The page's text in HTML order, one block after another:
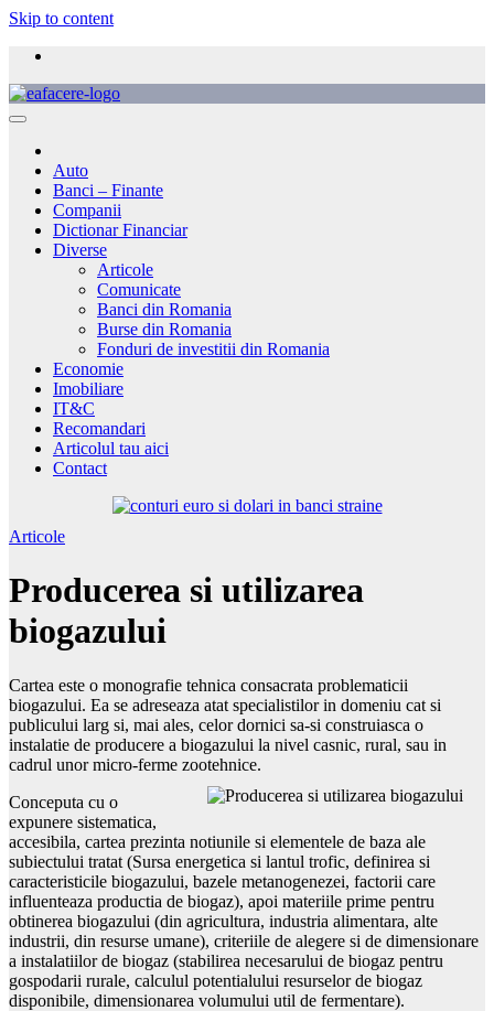
Skip to content
Auto
Banci – Finante
Companii
Dictionar Financiar
Diverse
Articole
Comunicate
Banci din Romania
Burse din Romania
Fonduri de investitii din Romania
Economie
Imobiliare
IT&C
Recomandari
Articolul tau aici
Contact
Articole
Producerea si utilizarea
biogazului
Cartea este o monografie tehnica consacrata problematicii
biogazului. Ea se adreseaza atat specialistilor in domeniu cat si
publicului larg si, mai ales, celor dornici sa-si construiasca o
instalatie de producere a biogazului la nivel casnic, rural, sau in
cadrul unor micro-ferme zootehnice.
Conceputa cu o
expunere sistematica,
accesibila, cartea prezinta notiunile si elementele de baza ale
subiectului tratat (Sursa energetica si lantul trofic, definirea si
caracteristicile biogazului, bazele metanogenezei, factorii care
influenteaza productia de biogaz), apoi materiile prime pentru
obtinerea biogazului (din agricultura, industria alimentara, alte
industrii, din resurse umane), criteriile de alegere si de dimensionare
a instalatiilor de biogaz (stabilirea necesarului de biogaz pentru
gospodarii rurale, calculul potentialului resurselor de biogaz
disponibile, dimensionarea volumului util de fermentare).